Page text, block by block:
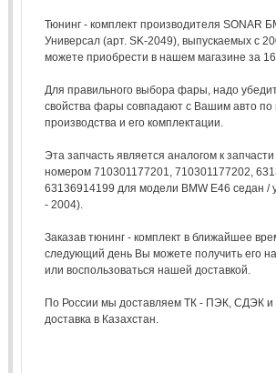
Тюнинг - комплект производителя SONAR
Универсал (арт. SK-2049), выпускаемых с
можете приобрести в нашем магазине за
Для правильного выбора фары, надо
свойства фары совпадают с Вашим авто по
производства и его комплектации.
Эта запчасть является аналогом к
номером 710301177201, 710301177202,
63136914199 для модели BMW E46 седан /
- 2004).
Заказав тюнинг - комплект в ближайшее
следующий день Вы можете получить его
или воспользоваться нашей доставкой.
По России мы доставляем ТК - ПЭК, СДЭК и
доставка в Казахстан.